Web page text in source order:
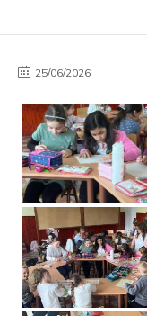
25/06/2026